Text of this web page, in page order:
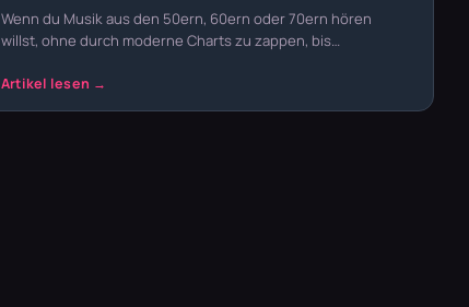
Wenn du Musik aus den 50ern, 60ern oder 70ern hören
willst, ohne durch moderne Charts zu zappen, bis…